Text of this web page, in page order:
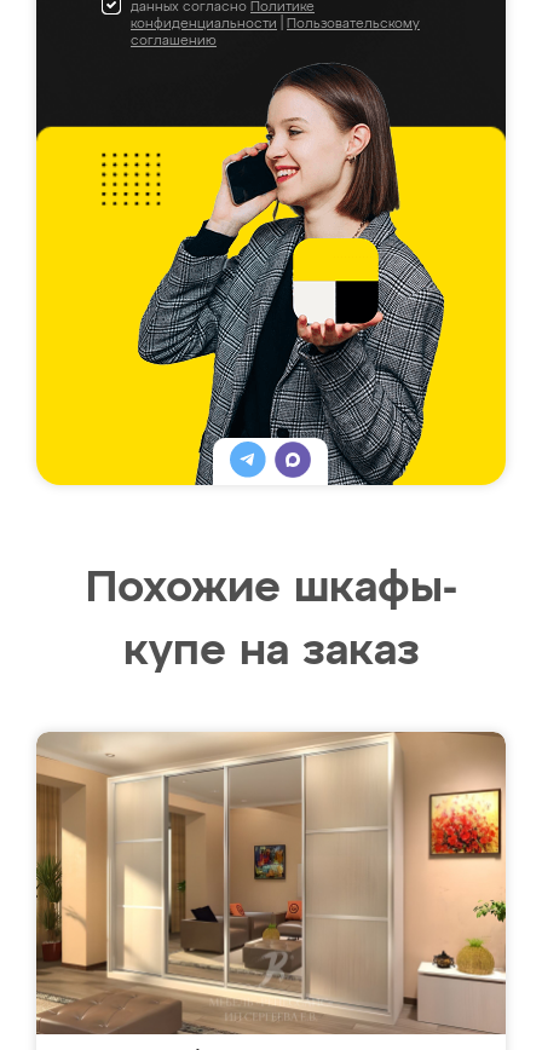
данных согласно Политике
конфиденциальности
Пользовательскому
соглашению
Похожие шкафы-
купе на заказ